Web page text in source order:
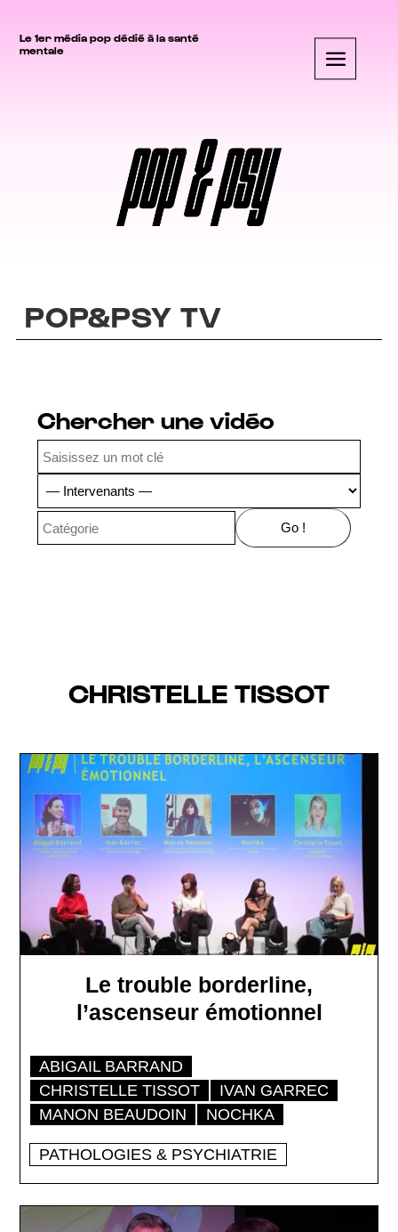
Le 1er média pop dédié à la santé
mentale
POP&PSY TV
Chercher une vidéo
CHRISTELLE TISSOT
Le trouble borderline,
l’ascenseur émotionnel
ABIGAIL BARRAND
CHRISTELLE TISSOT
IVAN GARREC
MANON BEAUDOIN
NOCHKA
PATHOLOGIES & PSYCHIATRIE